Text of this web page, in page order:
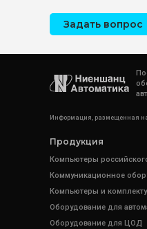
Задать вопрос
Информация, размещенная на
Продукция
Компьютеры
Коммуникационное
Компьютеры и
Оборудование для
Оборудование для ЦОД